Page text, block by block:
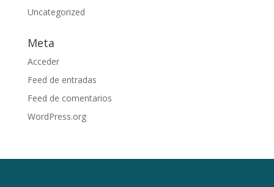
Uncategorized
Meta
Acceder
Feed de entradas
Feed de comentarios
WordPress.org